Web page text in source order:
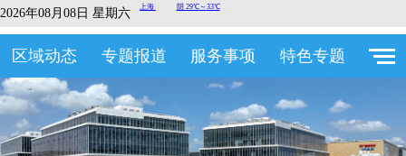
2026年08月08日 星期六
区域动态 专题报道 服务事项 特色专题